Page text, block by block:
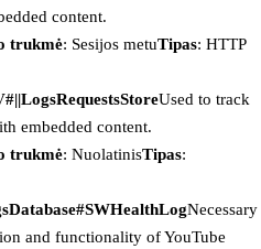
content.
trukmė: Sesijos metuTipas: HTTP
Used to track
embedded content.
trukmė: NuolatinisTipas:
Necessary
and functionality of YouTube